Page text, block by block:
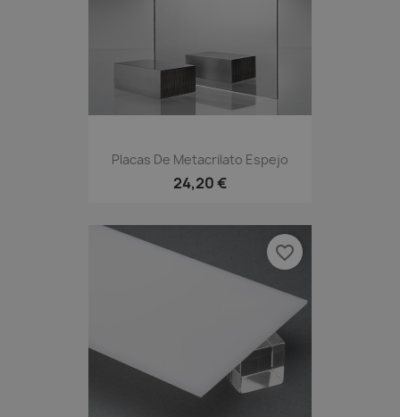
Placas De Metacrilato Espejo
24,20 €
favorite_border